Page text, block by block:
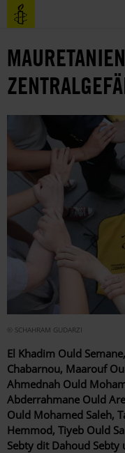
Direkt
zum
Benutzermenü
© SCHAHRAM GUDARZI
El Khadim Ould
Chabarnou, Maarouf
Ahmednah Ould
Abderrahmane Ould
Ould Mohamed Saleh,
Hemmod, Tiyeb Ould
Sebty dit Dahoud